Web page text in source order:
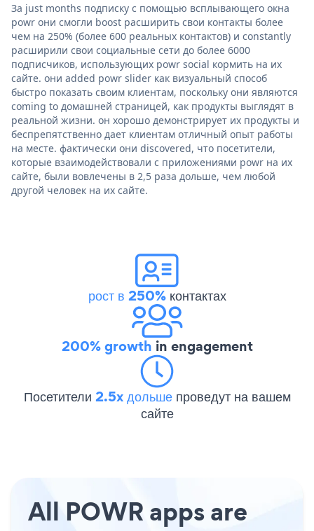
За just months подписку с помощью всплывающего окна
powr они смогли boost расширить свои контакты более
чем на 250% (более 600 реальных контактов) и constantly
расширили свои социальные сети до более 6000
подписчиков, использующих powr social кормить на их
сайте. они added powr slider как визуальный способ
быстро показать своим клиентам, поскольку они являются
coming to домашней страницей, как продукты выглядят в
реальной жизни. он хорошо демонстрирует их продукты и
беспрепятственно дает клиентам отличный опыт работы
на месте. фактически они discovered, что посетители,
которые взаимодействовали с приложениями powr на их
сайте, были вовлечены в 2,5 раза дольше, чем любой
другой человек на их сайте.
рост в 250%контактах
200% growth in engagement
Посетители 2.5x дольше проведут на вашем
сайте
All POWR apps are